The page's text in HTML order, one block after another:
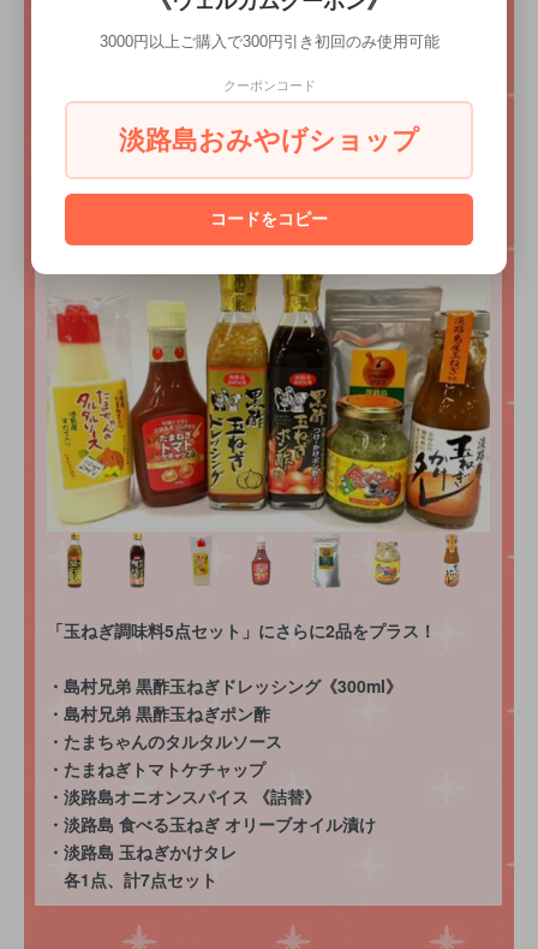
ト
「玉ねぎ調味料5点セット」にさらに2品をプラス！
・島村兄弟 黒酢玉ねぎドレッシング《300ml》
・島村兄弟 黒酢玉ねぎポン酢
・たまちゃんのタルタルソース
・たまねぎトマトケチャップ
・淡路島オニオンスパイス 《詰替》
・淡路島 食べる玉ねぎ オリーブオイル漬け
・淡路島 玉ねぎかけタレ
各1点、計7点セット
3000円以上ご購入で300円引き初回のみ使用可能
クーポンコード
淡路島おみやげショップ
コードをコピー